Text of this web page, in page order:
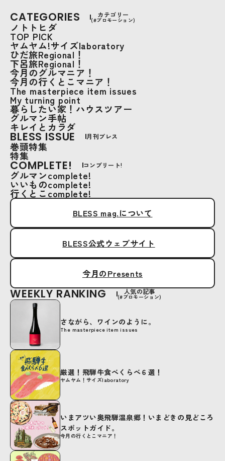
CATEGORIES カテゴリー
(#プロモーション)
ノトトヒダ
TOP PICK
ヤムヤム!サイズlaboratory
ひだ旅Regional！
下呂旅Regional！
今月のグルマニア！
今月の行くとこマニア！
The masterpiece item issues
My turning point
暮らしたい家！ハウスツアー
グルマン手帖
キレイとカラダ
BLESS ISSUE 月刊ブレス
巻頭特集
特集
COMPLETE! コンプリート!
グルマンcomplete!
いいものcomplete!
行くとこcomplete!
BLESS mag.について
BLESS公式ウェブサイト
今月のPresents
WEEKLY RANKING 人気の記事
(#プロモーション)
The masterpiece item issues
さながら、ワインのように。
ヤムヤム！サイズlaboratory
厳選！飛騨牛食べくらべ６選！
今月の行くとこマニア！
いまアツい奥飛騨温泉郷！いまどきの見どころ
スポットガイド。